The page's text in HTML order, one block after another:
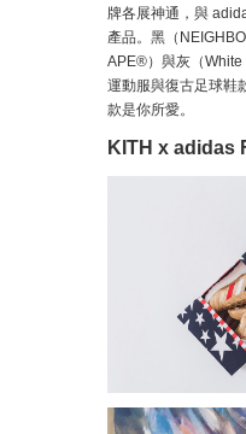
牌各展神通，與
產品。黑（
APE®）與灰（
運動服與復古足球鞋
款是你所愛。
KITH x adidas